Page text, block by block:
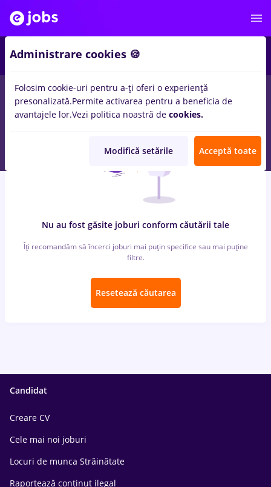
locuri de muncaea
Nu au fost găsite joburi conform căutării tale
Îți recomandăm să încerci joburi mai puțin specifice sau mai puține
filtre.
Resetează căutarea
Candidat
Creare CV
Cele mai noi joburi
Locuri de munca Străinătate
Raportează conținut ilegal
Administrare cookies 🍪
Folosim cookie-uri pentru a-ți oferi o experiență
presonalizată.Permite activarea pentru a beneficia de
avantajele lor.Vezi politica noastră de cookies.
Modifică setările Acceptă toate